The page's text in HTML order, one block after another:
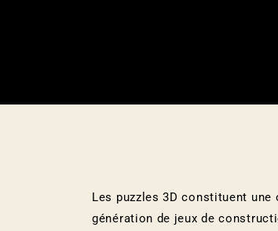
Les puzzles 3D constituent
génération de jeux de